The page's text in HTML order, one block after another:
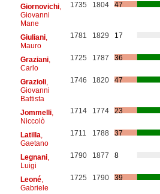
Giornovichi,
Giovanni
Mane
1735 1804 47
Giuliani,
Mauro
1781 1829 17
Graziani,
Carlo
1725 1787 36
Grazioli,
Giovanni
Battista
1746 1820 47
Jommelli,
Niccolò
1714 1774 23
Latilla
Gaetano
1711 1788 37
Legnani,
Luigi
1790 1877 8
Leoné,
Gabriele
1725 1790 39